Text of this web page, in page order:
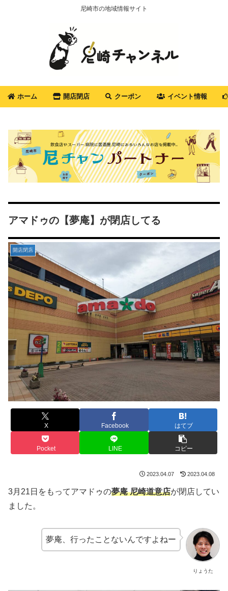
尼崎市の地域情報サイト
ホーム 開店閉店 クーポン イベント情報
アマドゥの【夢庵】が閉店してる
開店閉店
X Facebook はてブ
Pocket LINE コピー
2023.04.07 2023.04.08
3月21日をもってアマドゥの夢庵 尼崎道意店が閉店してい
ました。
りょうた
夢庵、行ったことないんですよねー